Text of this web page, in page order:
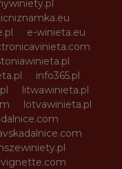
e-winieta.eu
info365.pl
litwawinieta.pl
lotvawinieta.pl